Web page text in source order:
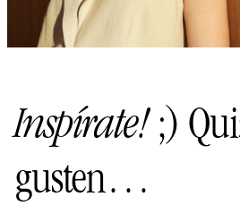
Inspírate!;)
gusten…